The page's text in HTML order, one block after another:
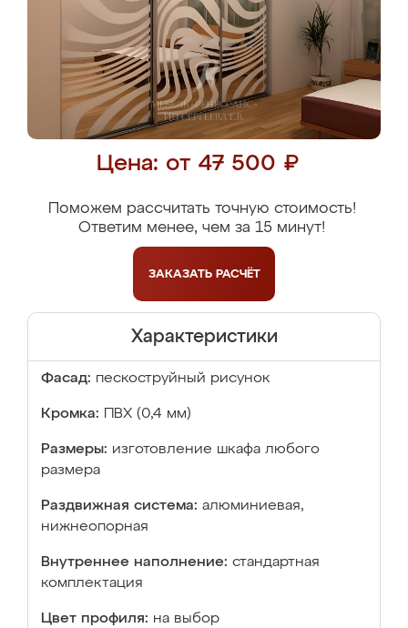
Цена: от 47 500 ₽
Поможем рассчитать точную стоимость!
Ответим менее, чем за 15 минут!
ЗАКАЗАТЬ РАСЧЁТ
Характеристики
Фасад: пескоструйный рисунок
Кромка: ПВХ (0,4 мм)
Размеры: изготовление шкафа любого
размера
Раздвижная система: алюминиевая,
нижнеопорная
Внутреннее наполнение: стандартная
комплектация
Цвет профиля: на выбор